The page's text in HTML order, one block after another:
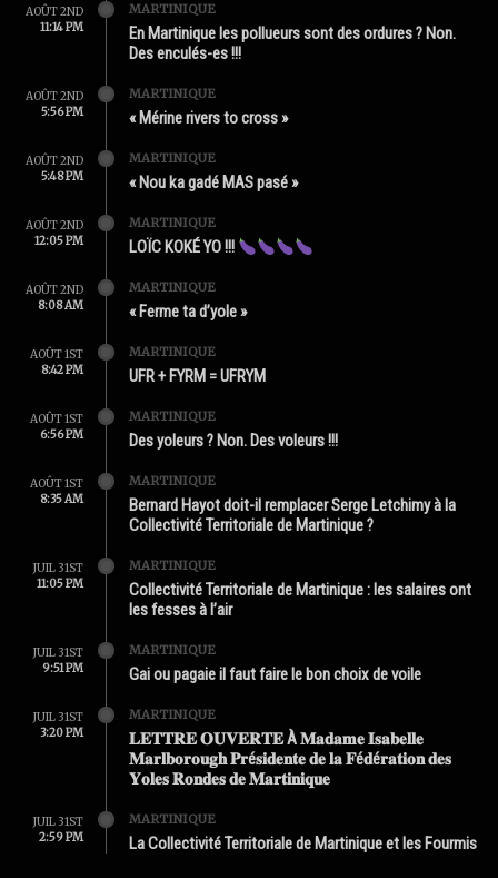
AOÛT 2ND
11:14 PM
MARTINIQUE
En Martinique les pollueurs sont des ordures ? Non.
Des enculés-es !!!
AOÛT 2ND
5:56 PM
MARTINIQUE
« Mérine rivers to cross »
AOÛT 2ND
5:48 PM
MARTINIQUE
« Nou ka gadé MAS pasé »
AOÛT 2ND
12:05 PM
MARTINIQUE
LOÏC KOKÉ YO !!!
AOÛT 2ND
8:08 AM
MARTINIQUE
« Ferme ta d’yole »
AOÛT 1ST
8:42 PM
MARTINIQUE
UFR + FYRM = UFRYM
AOÛT 1ST
6:56 PM
MARTINIQUE
Des yoleurs ? Non. Des voleurs !!!
AOÛT 1ST
8:35 AM
MARTINIQUE
Bernard Hayot doit-il remplacer Serge Letchimy à la
Collectivité Territoriale de Martinique ?
JUIL 31ST
11:05 PM
MARTINIQUE
Collectivité Territoriale de Martinique : les salaires ont
les fesses à l’air
JUIL 31ST
9:51 PM
MARTINIQUE
Gai ou pagaie il faut faire le bon choix de voile
JUIL 31ST
3:20 PM
MARTINIQUE
𝐋𝐄𝐓𝐓𝐑𝐄 𝐎𝐔𝐕𝐄𝐑𝐓𝐄 À 𝐌𝐚𝐝𝐚𝐦𝐞 𝐈𝐬𝐚𝐛𝐞𝐥𝐥𝐞
𝐌𝐚𝐫𝐥𝐛𝐨𝐫𝐨𝐮𝐠𝐡 𝐏𝐫é𝐬𝐢𝐝𝐞𝐧𝐭𝐞 𝐝𝐞 𝐥𝐚 𝐅é𝐝é𝐫𝐚𝐭𝐢𝐨𝐧 𝐝𝐞𝐬
𝐘𝐨𝐥𝐞𝐬 𝐑𝐨𝐧𝐝𝐞𝐬 𝐝𝐞 𝐌𝐚𝐫𝐭𝐢𝐧𝐢𝐪𝐮𝐞
JUIL 31ST
2:59 PM
MARTINIQUE
La Collectivité Territoriale de Martinique et les Fourmis